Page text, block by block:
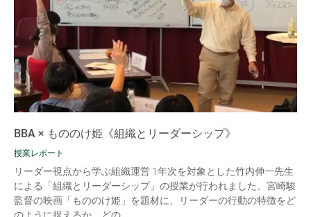
BBA × もののけ姫《組織とリーダーシップ》
授業レポート
リーダー視点から学ぶ組織運営 1年次を対象とした竹内伸一先生
による「組織とリーダーシップ」の授業が行われました。宮崎駿
監督の映画「もののけ姫」を題材に、リーダーの行動の特徴をど